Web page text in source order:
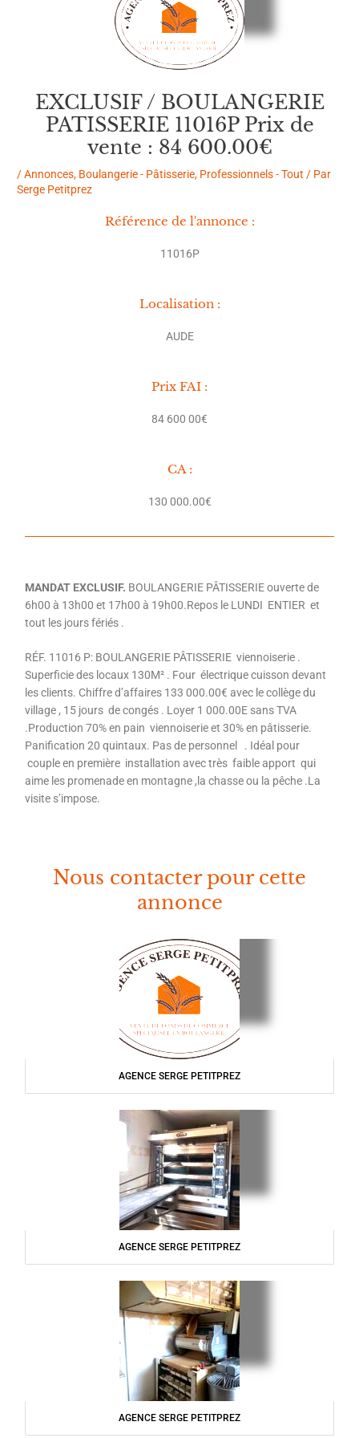
EXCLUSIF / BOULANGERIE
PATISSERIE 11016P Prix de
vente : 84 600.00€
/Annonces, Boulangerie - Pâtisserie, Professionnels - Tout / Par
Serge Petitprez
Référence de l'annonce :
11016P
Localisation :
AUDE
Prix FAI :
84 600 00€
CA :
130 000.00€
MANDAT EXCLUSIF. BOULANGERIE PÂTISSERIE ouverte de
6h00 à 13h00 et 17h00 à 19h00.Repos le LUNDI ENTIER et
tout les jours fériés .
RÉF. 11016 P: BOULANGERIE PÂTISSERIE viennoiserie .
Superficie des locaux 130M² . Four électrique cuisson devant
les clients. Chiffre d’affaires 133 000.00€ avec le collège du
village , 15 jours de congés . Loyer 1 000.00E sans TVA
.Production 70% en pain viennoiserie et 30% en pâtisserie.
Panification 20 quintaux. Pas de personnel . Idéal pour
couple en première installation avec très faible apport qui
aime les promenade en montagne ,la chasse ou la pêche .La
visite s’impose.
Nous contacter pour cette
annonce
AGENCE SERGE PETITPREZ
AGENCE SERGE PETITPREZ
AGENCE SERGE PETITPREZ